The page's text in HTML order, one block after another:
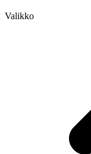
Valikko